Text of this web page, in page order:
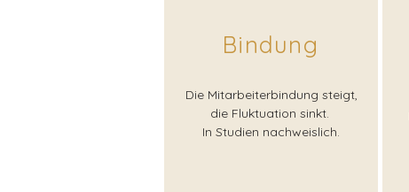
Bindung
Die Mitarbeiterbindung steigt,
die Fluktuation sinkt.
In Studien nachweislich.